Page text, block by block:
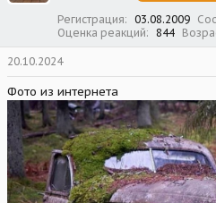
Регистрация 03.08.2009
Оценка реакций
844
20.10.2024
Фото из интернета